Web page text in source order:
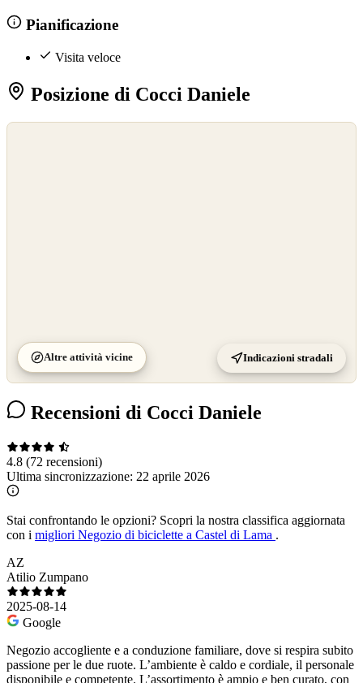
Pianificazione
Visita veloce
Posizione di Cocci Daniele
Altre attività vicine Indicazioni stradali
Recensioni di Cocci Daniele
4.8 (72 recensioni)
Ultima sincronizzazione: 22 aprile 2026
Stai confrontando le opzioni? Scopri la nostra classifica aggiornata
con i migliori Negozio di biciclette a Castel di Lama .
AZ
Atilio Zumpano
2025-08-14
Google
Negozio accogliente e a conduzione familiare, dove si respira subito
passione per le due ruote. L’ambiente è caldo e cordiale, il personale
disponibile e competente. L’assortimento è ampio e ben curato, con